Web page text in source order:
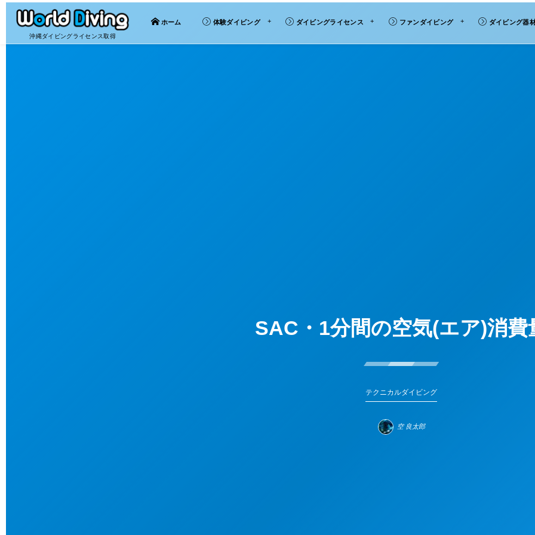
沖縄ダイビングライセンス取得
ホーム 体験ダイビング ダイビングライセンス ファンダイビング ダイビング器
SAC・1分間の空気(エア)消費
テクニカルダイビング
空 良太郎